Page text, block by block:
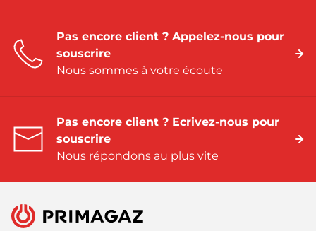
Pas encore client ? Appelez-nous pour
souscrire
Nous sommes à votre écoute
Pas encore client ? Ecrivez-nous pour
souscrire
Nous répondons au plus vite